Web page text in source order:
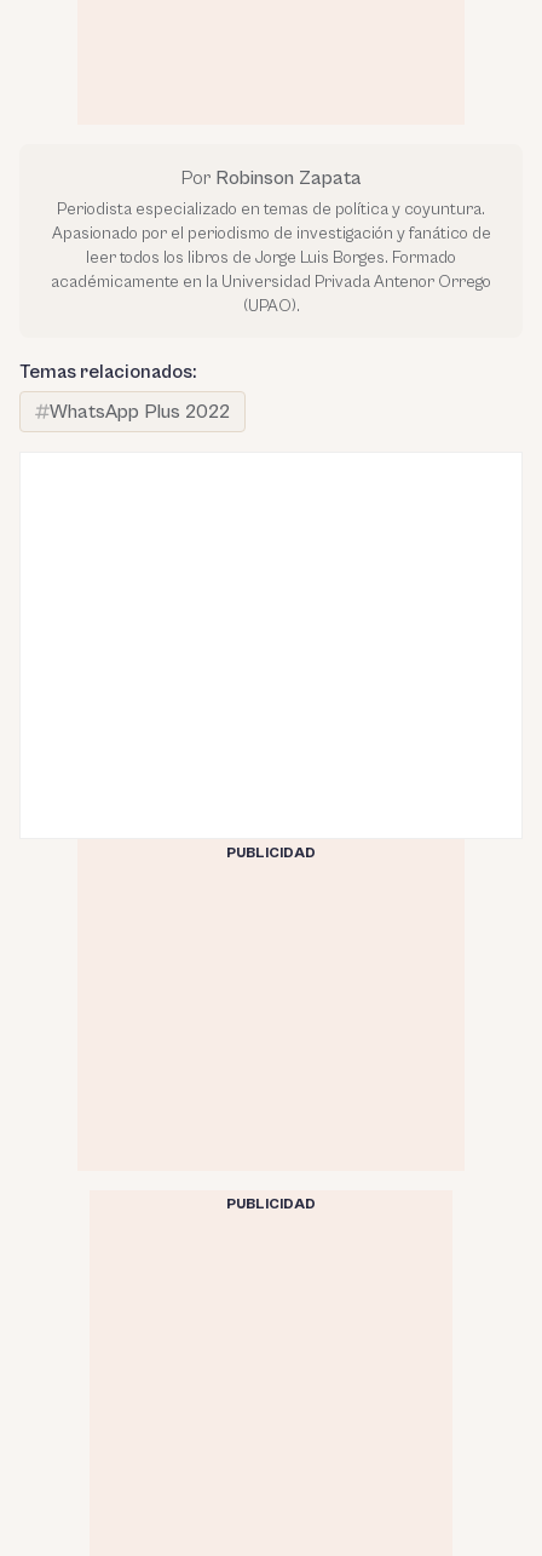
Por Robinson Zapata
Periodista especializado en temas de política y coyuntura.
Apasionado por el periodismo de investigación y fanático de
leer todos los libros de Jorge Luis Borges. Formado
académicamente en la Universidad Privada Antenor Orrego
(UPAO).
Temas relacionados:
WhatsApp Plus 2022
PUBLICIDAD
PUBLICIDAD